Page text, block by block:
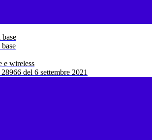
e wireless
del 6 settembre 2021